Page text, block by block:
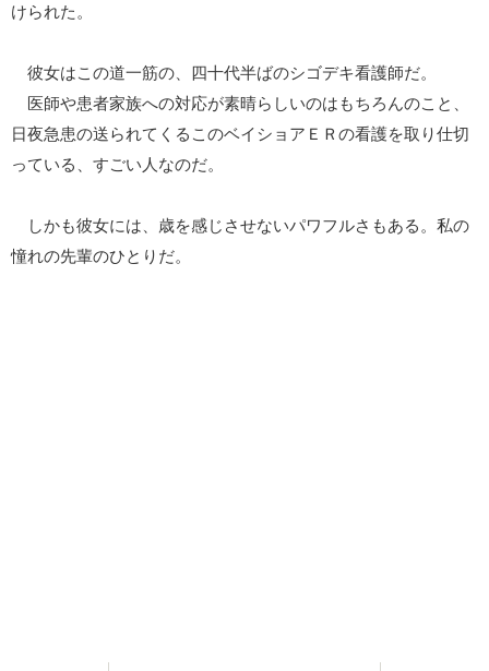
けられた。
彼女はこの道一筋の、四十代半ばのシゴデキ看護師だ。
医師や患者家族への対応が素晴らしいのはもちろんのこと、
日夜急患の送られてくるこのベイショアＥＲの看護を取り仕切
っている、すごい人なのだ。
しかも彼女には、歳を感じさせないパワフルさもある。私の
憧れの先輩のひとりだ。